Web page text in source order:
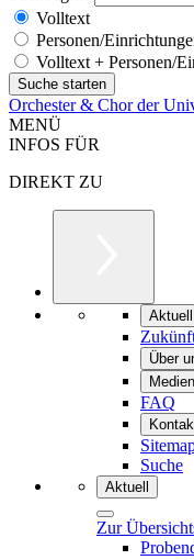
Volltext
Personen/
Volltext + Personen/
Orchester & Chor der
MENÜ
INFOS FÜR
DIREKT ZU
Aktuell
Über
Medien
FAQ
Suche
Aktuell
Zur